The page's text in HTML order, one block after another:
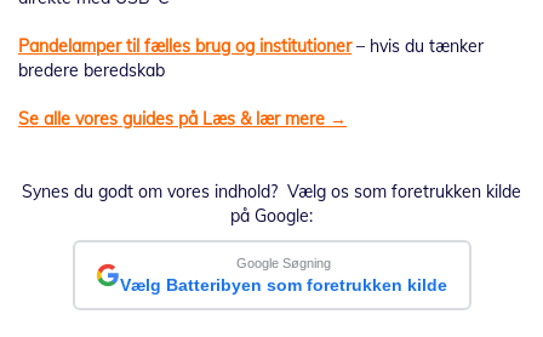
Pandelamper til fælles brug og institutioner– hvis du tænker
bredere beredskab
Se alle vores guides på Læs & lær mere →
Synes du godt om vores indhold? Vælg os som foretrukken kilde
på Google:
Google Søgning
Vælg Batteribyen som foretrukken kilde